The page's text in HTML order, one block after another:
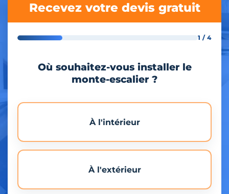
Recevez votre devis gratuit
1 / 4
Où souhaitez-vous installer le
monte-escalier ?
À l'intérieur
À l'extérieur